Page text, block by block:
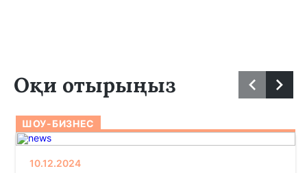
Оқи отырыңыз
ШОУ-БИЗНЕС
10.12.2024